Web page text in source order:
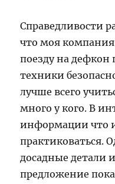
Справедливости
что моя компания
поезду на дефкон
техники
лучше всего
много у кого. В
информации что
практиковаться.
досадные детали
предложение